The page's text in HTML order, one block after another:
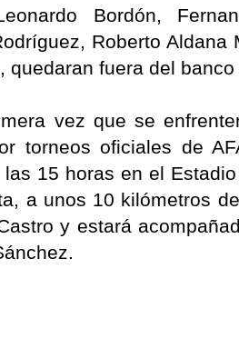
Bordón,
Roberto
quedaran fuera del
vez que se
torneos oficiales de
15 horas en el
a unos 10 kilómetros
y estará